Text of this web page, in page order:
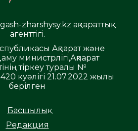
zharshysy.kz ақпараттық
агенттігі.
Ақпарат және
министрлігі,Ақпарат
тіркеу туралы №
куәлігі 21.07.2022 жылы
берілген
Басшылық
Редакция